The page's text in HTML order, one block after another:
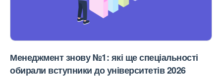
Менеджмент знову №1: які ще спеціальності
обирали вступники до університетів 2026